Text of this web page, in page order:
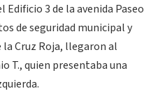
3 de la avenida Paseo
de seguridad municipal y
Cruz Roja, llegaron al
T., quien presentaba una